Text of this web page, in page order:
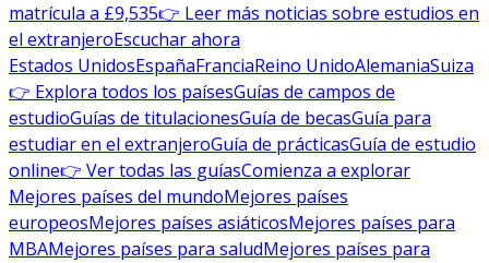
matrícula a £9,535👉 Leer más noticias sobre estudios en
el extranjeroEscuchar ahora
Estados UnidosEspañaFranciaReino UnidoAlemaniaSuiza
👉 Explora todos los paísesGuías de campos de
estudioGuías de titulacionesGuía de becasGuía para
estudiar en el extranjeroGuía de prácticasGuía de estudio
online👉 Ver todas las guíasComienza a explorar
Mejores países del mundoMejores países
europeosMejores países asiáticosMejores países para
MBAMejores países para saludMejores países para